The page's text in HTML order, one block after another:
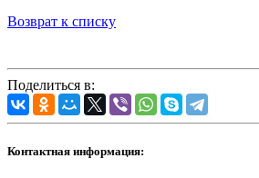
Возврат к списку
Поделиться в:
Контактная информация: